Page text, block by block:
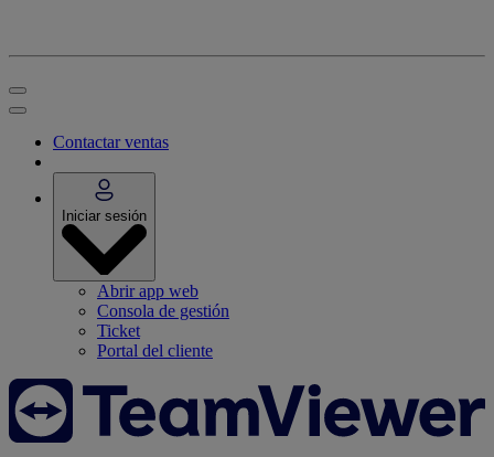
Contactar ventas
Iniciar sesión
Abrir app web
Consola de gestión
Ticket
Portal del cliente